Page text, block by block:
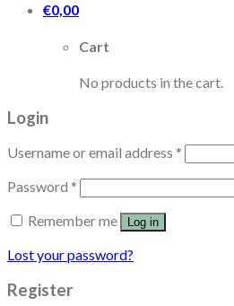
€0,00
Cart
No products in the cart.
Login
Username or email address *
Password *
Remember me
Log in
Lost your password?
Register